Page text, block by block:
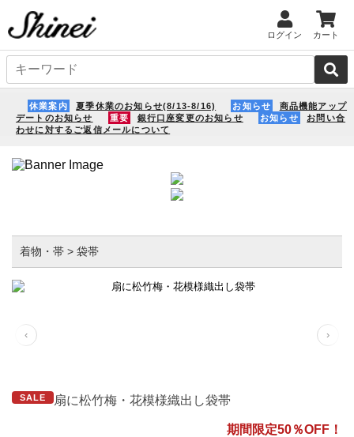
ログイン カート
休業案内 夏季休業のお知らせ(8/13-8/16) お知らせ
商品機能アップ
デートのお知らせ
重要 銀行口座変更のお知らせ お知らせ
お問い合
わせに対するご返信メールについて
着物・帯 > 袋帯
‹ ›
SALE 扇に松竹梅・花模様織出し袋帯
期間限定50％OFF！